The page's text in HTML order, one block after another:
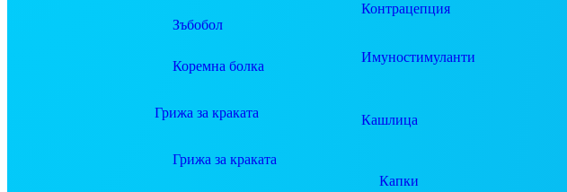
Зъбобол
Коремна болка
Грижа за краката
Грижа за краката
Контрацепция
Имуностимуланти
Кашлица
Капки